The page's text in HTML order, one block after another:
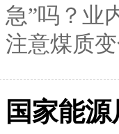
急”吗？业
注意煤质
国家能